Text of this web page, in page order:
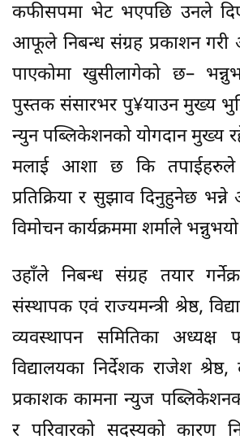
कफीसपमा भेट भएपछि उनले
आफूले निबन्ध संग्रह प्रकाशन गरी
पाएकोमा खुसीलागेको छ–
पुस्तक संसारभर पु¥याउन मुख्य
न्युन पब्लिकेशनको योगदान मुख्य
मलाई आशा छ कि
प्रतिक्रिया र सुझाव दिनुहुनेछ
विमोचन कार्यक्रममा शर्माले
उहाँले निबन्ध संग्रह तयार
संस्थापक एवं राज्यमन्त्री श्रेष्ठ,
व्यवस्थापन समितिका अध्यक्ष
विद्यालयका निर्देशक राजेश श्रेष्ठ,
प्रकाशक कामना न्युज
र परिवारको सदस्यको कारण